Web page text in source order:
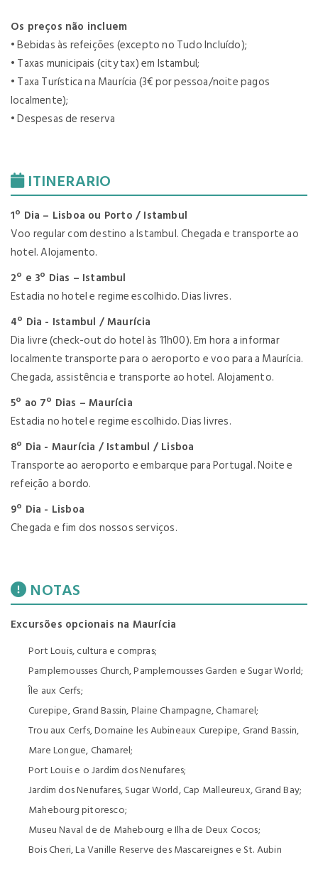
Os preços não incluem
• Bebidas às refeições (excepto no Tudo Incluído);
• Taxas municipais (city tax) em Istambul;
• Taxa Turística na Maurícia (3€ por pessoa/noite pagos
localmente);
• Despesas de reserva
ITINERARIO
1º Dia – Lisboa ou Porto / Istambul
Voo regular com destino a Istambul. Chegada e transporte ao
hotel. Alojamento.
2º e 3º Dias – Istambul
Estadia no hotel e regime escolhido. Dias livres.
4º Dia - Istambul / Maurícia
Dia livre (check-out do hotel às 11h00). Em hora a informar
localmente transporte para o aeroporto e voo para a Maurícia.
Chegada, assistência e transporte ao hotel. Alojamento.
5º ao 7º Dias –Maurícia
Estadia no hotel e regime escolhido. Dias livres.
8º Dia - Maurícia / Istambul / Lisboa
Transporte ao aeroporto e embarque para Portugal.Noite e
refeição a bordo.
9º Dia - Lisboa
Chegada e fim dos nossos serviços.
NOTAS
Excursões opcionais na Maurícia
Port Louis, cultura e compras;
Pamplemousses Church, Pamplemousses Garden e Sugar World;
Île aux Cerfs;
Curepipe, Grand Bassin, Plaine Champagne, Chamarel;
Trou aux Cerfs, Domaine les Aubineaux Curepipe, Grand Bassin,
Mare Longue, Chamarel;
Port Louis e o Jardim dos Nenufares;
Jardim dos Nenufares, Sugar World, Cap Malleureux, Grand Bay;
Mahebourg pitoresco;
Museu Naval de de Mahebourg e Ilha de Deux Cocos;
Bois Cheri, La Vanille Reserve des Mascareignes e St. Aubin